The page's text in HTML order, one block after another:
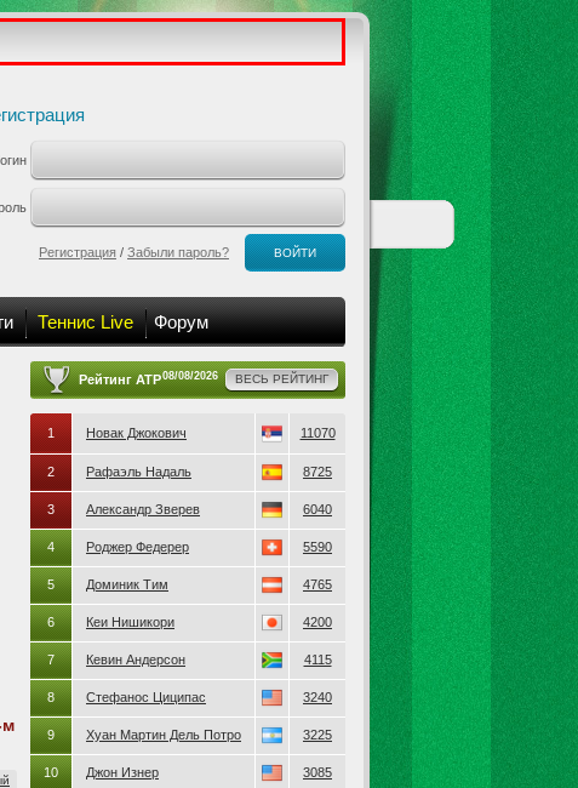
Регистрация / Забыли пароль? ВОЙТИ
Теннис Live Форум
м
Рейтинг ATP08/08/2026 ВЕСЬ РЕЙТИНГ
1 Новак Джокович 11070
2 Рафаэль Надаль 8725
3 Александр Зверев 6040
4 Роджер Федерер 5590
5 Доминик Тим 4765
6 Кеи Нишикори 4200
7 Кевин Андерсон 4115
8 Стефанос Циципас 3240
9 Хуан Мартин Дель Потро 3225
10 Джон Изнер 3085